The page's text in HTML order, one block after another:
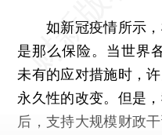
如新冠疫情所示，
是那么保险。当世界
未有的应对措施时，
永久性的改变。但是
后，支持大规模财政